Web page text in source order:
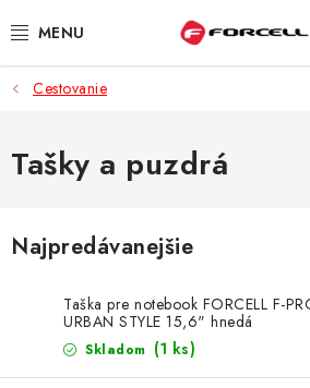
na
PUZDRÁ A OBALY
TVRDENÉ SKLÁ
NABÍJAČKY
DRŽIAKY NA MOBIL
BATÉRIE DO MOBILOV
Cestovanie
Tašky a puzdrá
Najpredávanejšie
Taška pre notebook FORCELL F-
URBAN STYLE 15,6" hnedá
Skladom (1 ks)